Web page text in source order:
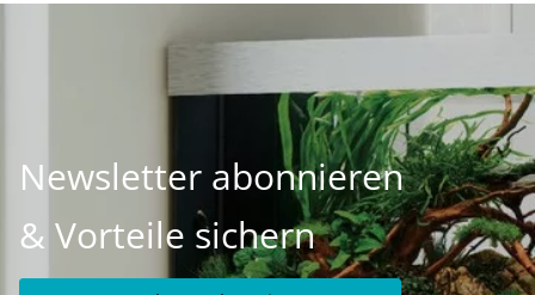
Newsletter abonnieren
& Vorteile sichern